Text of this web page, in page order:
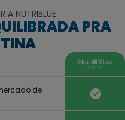
A NUTRIBLUE
PRA
de